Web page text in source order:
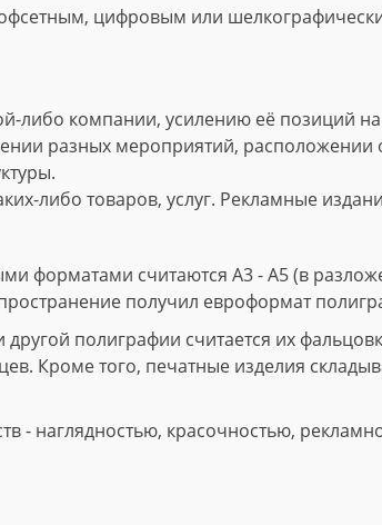
цифровым или
либо компании, усилению её позиций
разных мероприятий, расположении
либо товаров, услуг. Рекламные
форматами считаются А3 - А5 (в
получил евроформат
полиграфии считается их
Кроме того, печатные изделия
- наглядностью, красочностью,